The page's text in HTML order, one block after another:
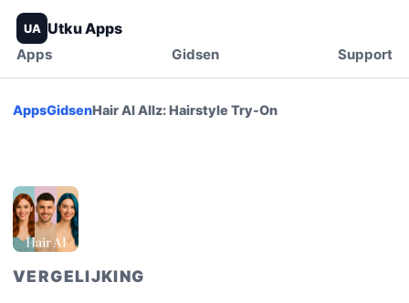
UA Utku Apps
Apps Gidsen Support
AppsGidsenHair AI Allz: Hairstyle Try-On
VERGELIJKING